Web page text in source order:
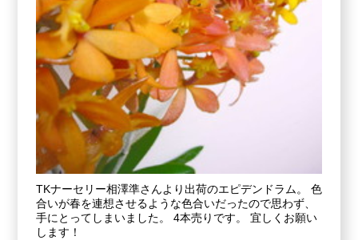
TKナーセリー相澤準さんより出荷のエピデンドラム。 色
合いが春を連想させるような色合いだったので思わず、
手にとってしまいました。 4本売りです。 宜しくお願い
します！